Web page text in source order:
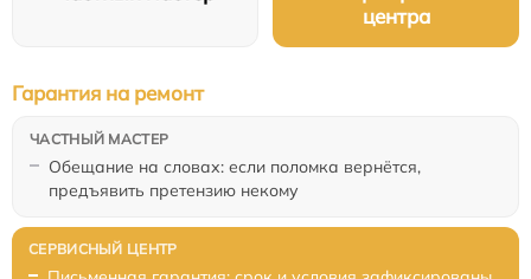
центра
Обещание на словах: если поломка вернётся,
предъявить претензию некому
Гарантия на ремонт